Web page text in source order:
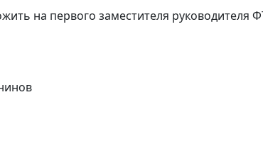
на первого заместителя руководителя